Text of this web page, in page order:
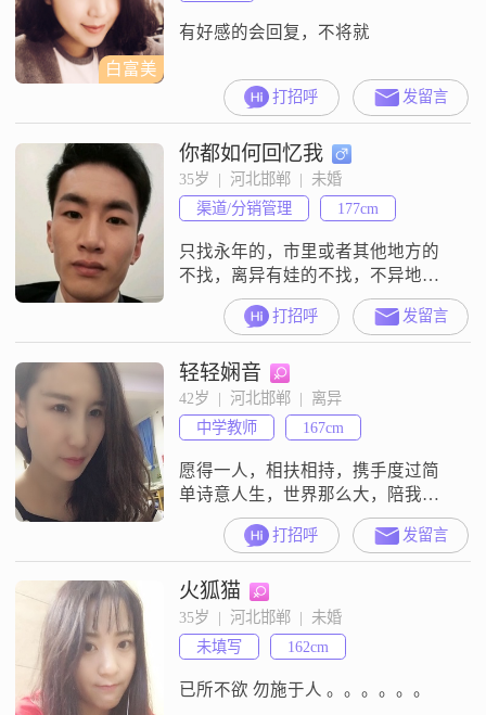
白富美
有好感的会回复，不将就
打招呼 发留言
你都如何回忆我
35岁  |  河北邯郸  |  未婚
渠道/分销管理
177cm
只找永年的，市里或者其他地方的
不找，离异有娃的不找，不异地。
谢谢各位垂爱
打招呼 发留言
轻轻娴音
42岁  |  河北邯郸  |  离异
中学教师
167cm
愿得一人，相扶相持，携手度过简
单诗意人生，世界那么大，陪我去
看看。
打招呼 发留言
火狐猫
35岁  |  河北邯郸  |  未婚
未填写
162cm
已所不欲 勿施于人 。。。。。。